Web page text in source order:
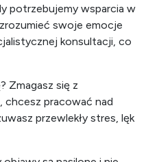
potrzebujemy wsparcia w
swoje emocje
konsultacji, co
Zmagasz się z
chcesz pracować nad
przewlekły stres, lęk